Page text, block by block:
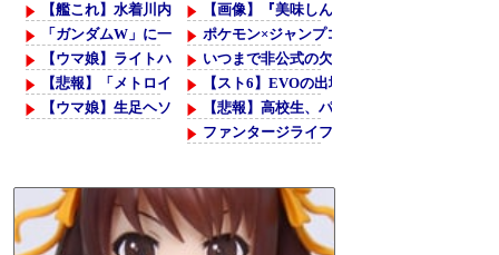
【艦これ】水着川内さん 他
「ガンダムW」に一人クソダサい機体がいるよな
【ウマ娘】ライトハロー × 島風衣装とかいう凶悪すぎる組み合わせ
【悲報】「メトロイドプライム4」 新品が2999円に…
【ウマ娘】生足ヘソだしマーメイドな水着ダンツ「あぁ～、好き」
【画像】『美味しんぼ』さん、とんでもな
ポケモン×ジャンプコラボ、全作品のイラス
いつまで非公式の欠陥パッチが世にまかり通
【スト6】EVOの出場者について
【悲報】高校生、パクリ漫画で最優秀賞を
ファンタージライフの持ち上げ、消える